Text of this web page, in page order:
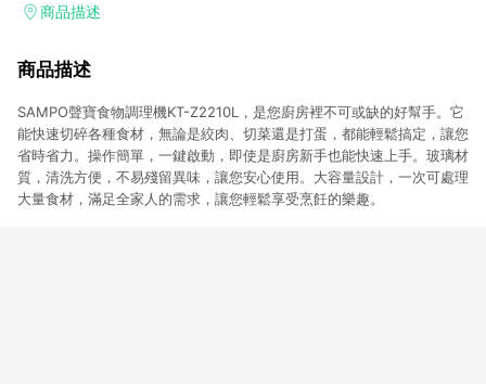
加入WOW會員告別湊免運，火箭速配、火箭跨境優質選品不限金
商品描述
商品描述
SAMPO聲寶食物調理機KT-Z2210L，是您廚房裡不可或缺的好幫手。它
能快速切碎各種食材，無論是絞肉、切菜還是打蛋，都能輕鬆搞定，讓您
省時省力。操作簡單，一鍵啟動，即使是廚房新手也能快速上手。玻璃材
質，清洗方便，不易殘留異味，讓您安心使用。大容量設計，一次可處理
大量食材，滿足全家人的需求，讓您輕鬆享受烹飪的樂趣。